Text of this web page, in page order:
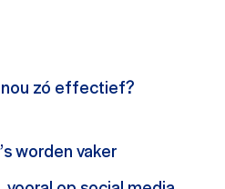
zó effectief?
worden vaker